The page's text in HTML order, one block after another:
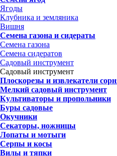
Ягоды
Клубника и земляника
Вишня
Семена газона и сидераты
Семена газона
Семена сидератов
Садовый инструмент
Садовый инструмент
Плоскорезы и извлекатели
Мелкий садовый инструмент
Культиваторы и пропольники
Буры садовые
Окучники
Секаторы, ножницы
Лопаты и мотыги
Серпы и косы
Вилы и тяпки